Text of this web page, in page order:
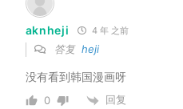
aknheji 4 年 之前
答复 heji
没有看到韩国漫画呀
0 回复